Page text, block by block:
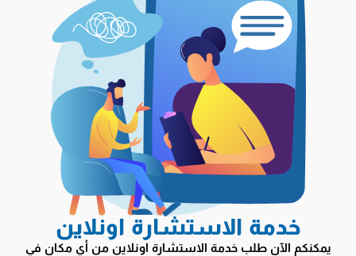
خدمة الاستشارة اونلاين
يمكنكم الآن طلب خدمة الاستشارة اونلاين من أي مكان في